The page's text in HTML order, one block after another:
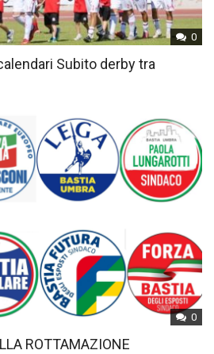
0
Subito derby tra
0
ROTTAMAZIONE